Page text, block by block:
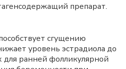
препарат.
сгущению
уровень эстрадиола до
для ранней фолликулярной